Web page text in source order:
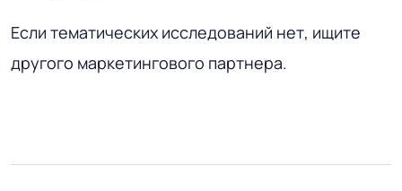
Если тематических исследований нет, ищите
другого маркетингового партнера.